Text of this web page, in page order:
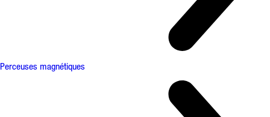
Perceuses magnétiques